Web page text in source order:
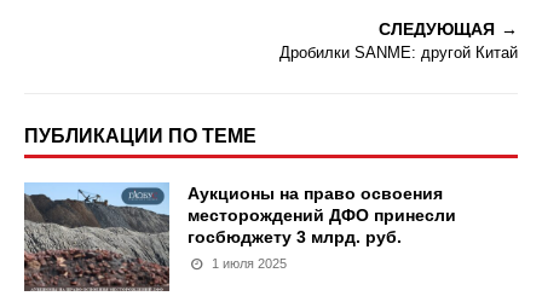
СЛЕДУЮЩАЯ
Дробилки SANME: другой Китай
ПУБЛИКАЦИИ ПО ТЕМЕ
Аукционы на право освоения
месторождений ДФО принесли
госбюджету 3 млрд. руб.
1 июля 2025